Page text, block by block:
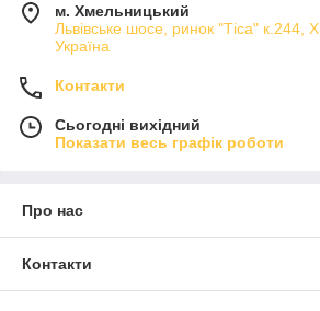
м. Хмельницький
Львівське шосе, ринок "Тіса" к.244,
Україна
Контакти
Сьогодні вихідний
Показати весь графік роботи
Про нас
Контакти